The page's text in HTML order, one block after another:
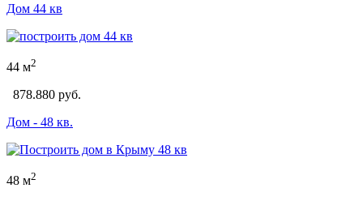
Дом 44 кв
44 м2
878.880 руб.
Дом - 48 кв.
48 м2